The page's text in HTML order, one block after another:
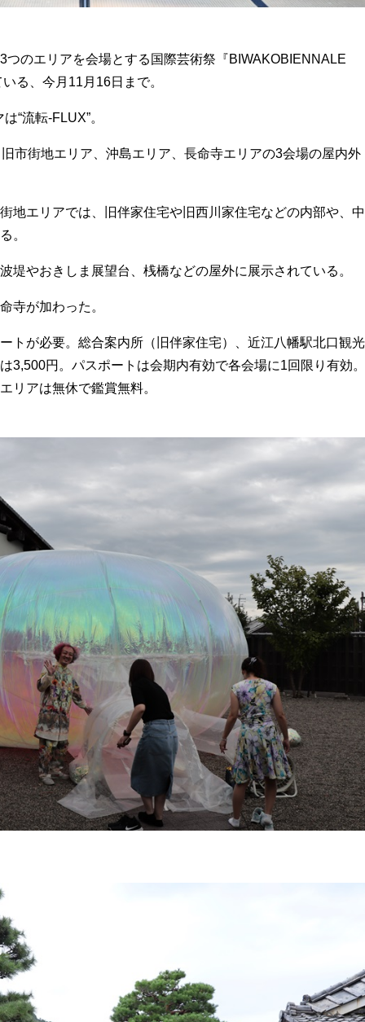
のエリアを会場とする国際芸術祭『BIWAKOBIENNALE
る、今月11月16日まで。
“流転-FLUX”。
街地エリア、沖島エリア、長命寺エリアの3会場の屋内外
エリアでは、旧伴家住宅や旧西川家住宅などの内部や、中
。
やおきしま展望台、桟橋などの屋外に展示されている。
が加わった。
が必要。総合案内所（旧伴家住宅）、近江八幡駅北口観光
3,500円。パスポートは会期内有効で各会場に1回限り有効。
リアは無休で鑑賞無料。